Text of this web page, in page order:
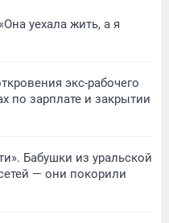
уехала жить, а я
экс-рабочего
по зарплате и закрытии
Бабушки из уральской
— они покорили